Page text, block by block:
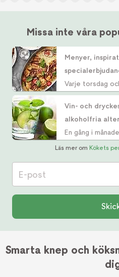
Missa inte våra
Menyer,
Varje torsdag
Vin- och
alkoholfria
En gång i
Läs mer om Kökets
E-post
Smarta knep och